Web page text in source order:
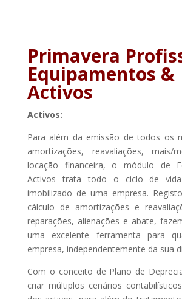
Primavera
Equipamentos &
Activos
Activos:
Para além da emissão de todos os
amortizações, reavaliações, mais/
locação financeira, o módulo de
Activos trata todo o ciclo de
imobilizado de uma empresa.
cálculo de amortizações e
reparações, alienações e abate,
uma excelente ferramenta para
empresa, independentemente da sua
Com o conceito de Plano de
criar múltiplos cenários